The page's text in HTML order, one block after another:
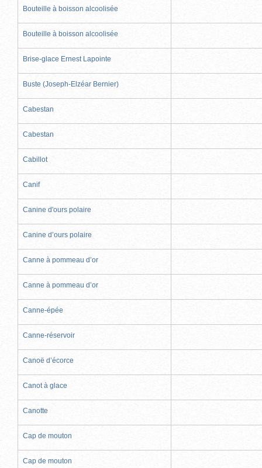
Bouteille à boisson alcoolisée
Bouteille à boisson alcoolisée
Brise-glace Ernest Lapointe
Buste (Joseph-Elzéar Bernier)
Cabestan
Cabestan
Cabillot
Canif
Canine d'ours polaire
Canine d’ours polaire
Canne à pommeau d’or
Canne à pommeau d’or
Canne-épée
Canne-réservoir
Canoë d’écorce
Canot à glace
Canotte
Cap de mouton
Cap de mouton